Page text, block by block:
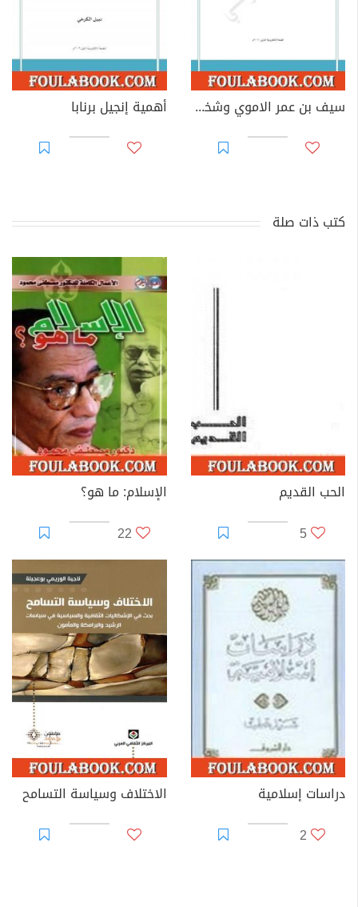
سيف بن عمر الاموي وشخصية ابن سبأ الاسطورية أهمية إنجيل برنابا
كتب ذات صلة
الحب القديم
5
الإسلام: ما هو؟
22
دراسات إسلامية
2
الاختلاف وسياسة التسامح